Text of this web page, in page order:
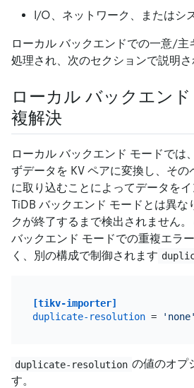
I/O、ネットワーク、またはシ
ローカル バックエンドでの一意/主
処理され、次のセクションで説明さ
ローカル バックエン
複解決
ローカル バックエンド モードでは
ずデータを KV ペアに変換し、その
に取り込むことによってデータをイ
TiDB バックエンド モードとは異な
クが終了するまで検出されません
バックエンド モードでの重複エラ
く、別の構成で制御されます
[tikv-importer]
duplicate-resolution = 'none'
duplicate-resolution の値のオプ
す。